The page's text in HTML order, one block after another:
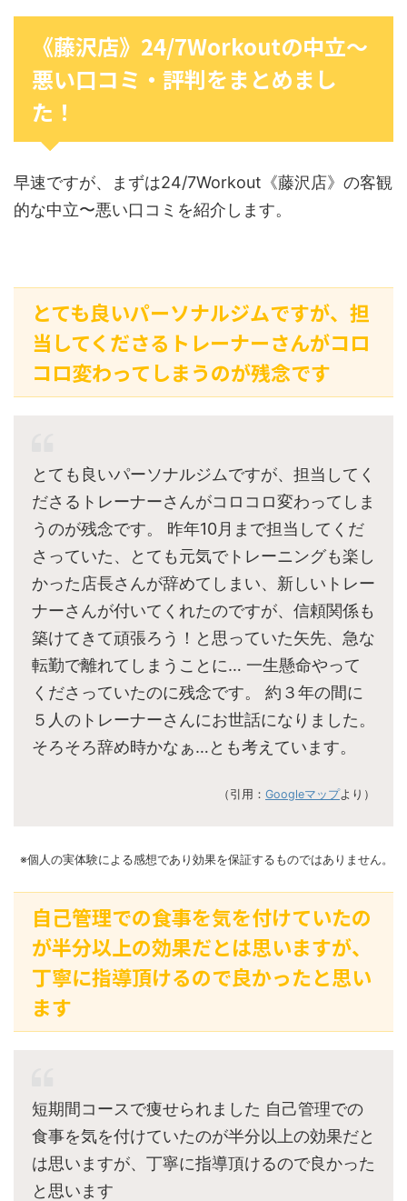
《藤沢店》24/7Workoutの中立〜
悪い口コミ・評判をまとめまし
た！
早速ですが、まずは24/7Workout《藤沢店》の客観
的な中立〜悪い口コミを紹介します。
とても良いパーソナルジムですが、担
当してくださるトレーナーさんがコロ
コロ変わってしまうのが残念です
とても良いパーソナルジムですが、担当してく
ださるトレーナーさんがコロコロ変わってしま
うのが残念です。 昨年10月まで担当してくだ
さっていた、とても元気でトレーニングも楽し
かった店長さんが辞めてしまい、新しいトレー
ナーさんが付いてくれたのですが、信頼関係も
築けてきて頑張ろう！と思っていた矢先、急な
転勤で離れてしまうことに… 一生懸命やって
くださっていたのに残念です。 約３年の間に
５人のトレーナーさんにお世話になりました。
そろそろ辞め時かなぁ…とも考えています。
（引用： Googleマップより）
※個人の実体験による感想であり効果を保証するものではありません。
自己管理での食事を気を付けていたの
が半分以上の効果だとは思いますが、
丁寧に指導頂けるので良かったと思い
ます
短期間コースで痩せられました 自己管理での
食事を気を付けていたのが半分以上の効果だと
は思いますが、丁寧に指導頂けるので良かった
と思います